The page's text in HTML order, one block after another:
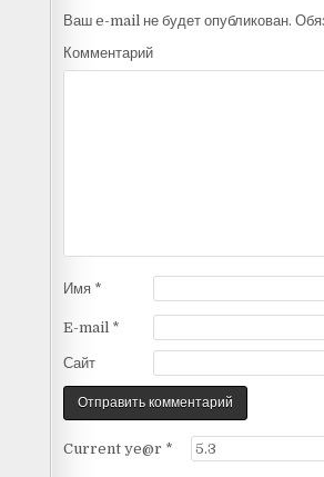
Ваш e-mail не будет опубликован.
Комментарий
Имя *
E-mail *
Сайт
Current ye@r *